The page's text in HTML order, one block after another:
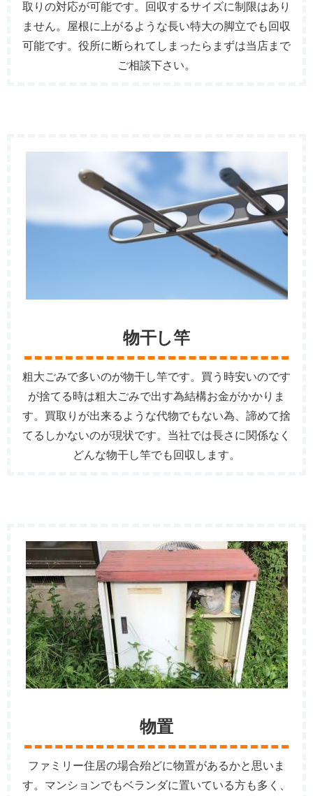
取りの対応が可能です。回収するサイズに制限はあり
ません。屋根に上がるような長い特大の脚立でも回収
可能です。役所に断られてしまったらまずは当店まで
ご相談下さい。
物干し竿
粗大ごみで多いのが物干し竿です。買う時安いのです
が捨てる時は粗大ごみで出す為結構お金がかかりま
す。買取りが出来るような代物でもない為、諦めて捨
てるしかないのが現状です。当社では長さに関係なく
どんな物干し竿でも回収します。
物置
ファミリー住居の場合殆どに物置があるかと思いま
す。マンションでもベランダに置いている方も多く、